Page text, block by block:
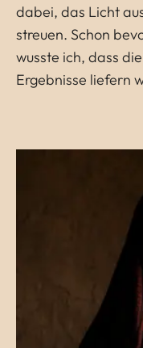
dabei, das Licht
streuen. Schon
wusste ich, dass
Ergebnisse liefern